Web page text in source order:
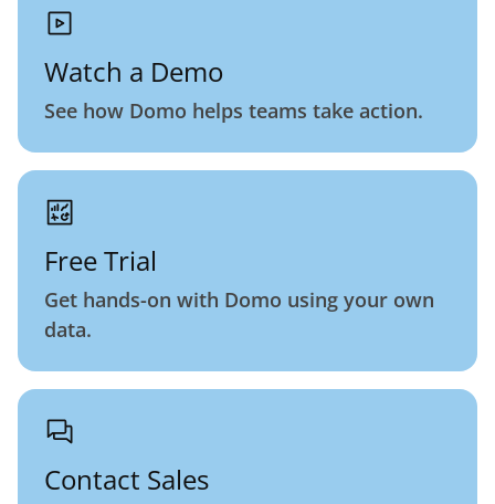
Watch a Demo
See how Domo helps teams take action.
Free Trial
Get hands-on with Domo using your own
data.
Contact Sales